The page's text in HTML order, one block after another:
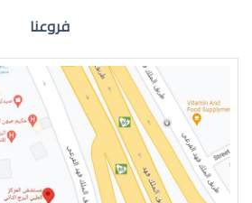
انحراف الشبكية في العين
فروعنا